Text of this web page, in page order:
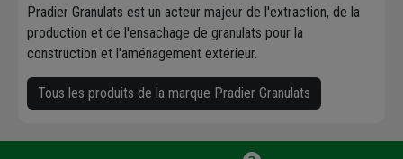
Pradier Granulats est un acteur majeur de l'extraction, de la
production et de l'ensachage de granulats pour la
construction et l'aménagement extérieur.
Tous les produits de la marque Pradier Granulats